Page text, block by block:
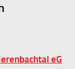
eG